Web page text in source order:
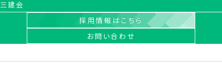
三建会
採用情報はこちら
お問い合わせ
Please fill out the form on the previous page.